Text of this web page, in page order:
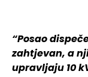
“Posao
zahtjevan, a
upravljaju 10